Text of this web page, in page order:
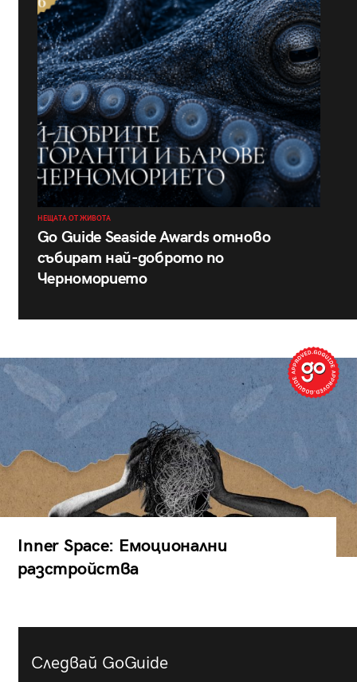
НЕЩАТА ОТ ЖИВОТА
Go Guide Seaside Awards отново
събират най-доброто по
Черноморието
Inner Space: Емоционални
разстройства
Следвай GoGuide